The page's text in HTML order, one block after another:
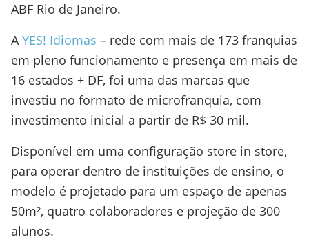
ABF Rio de Janeiro.
AYES! Idiomas – rede com mais de 173 franquias
em pleno funcionamento e presença em mais de
16 estados + DF, foi uma das marcas que
investiu no formato de microfranquia, com
investimento inicial a partir de R$ 30 mil.
Disponível em uma configuração store in store,
para operar dentro de instituições de ensino, o
modelo é projetado para um espaço de apenas
50m², quatro colaboradores e projeção de 300
alunos.